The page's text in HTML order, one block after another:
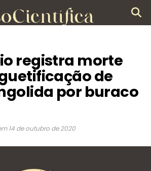
registra morte
de
por buraco
14 de outubro de 2020